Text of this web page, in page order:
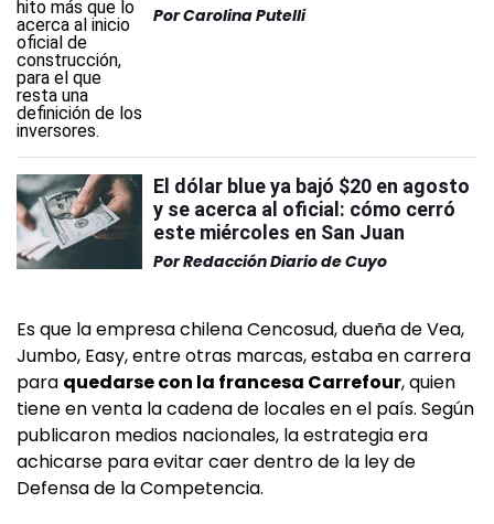
PorCarolina Putelli
El dólar blue ya bajó $20 en agosto
y se acerca al oficial: cómo cerró
este miércoles en San Juan
PorRedacción Diario de Cuyo
Es que la empresa chilena Cencosud, dueña de Vea,
Jumbo, Easy, entre otras marcas, estaba en carrera
para quedarse con la francesa Carrefour, quien
tiene en venta la cadena de locales en el país. Según
publicaron medios nacionales, la estrategia era
achicarse para evitar caer dentro de la ley de
Defensa de la Competencia.